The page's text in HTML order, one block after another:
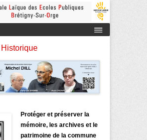
des Ecoles Publiques de Brétigny-sur-Orge
Protéger et préserver la
mémoire, les archives et le
patrimoine de la commune